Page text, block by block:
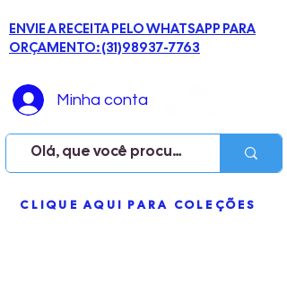
CLIQUE AQUI PARA COLEÇÕES
ME
NU
ENVIE A RECEITA PELO WHATSAPP PARA
ORÇAMENTO: (31)98937-7763
Minha conta